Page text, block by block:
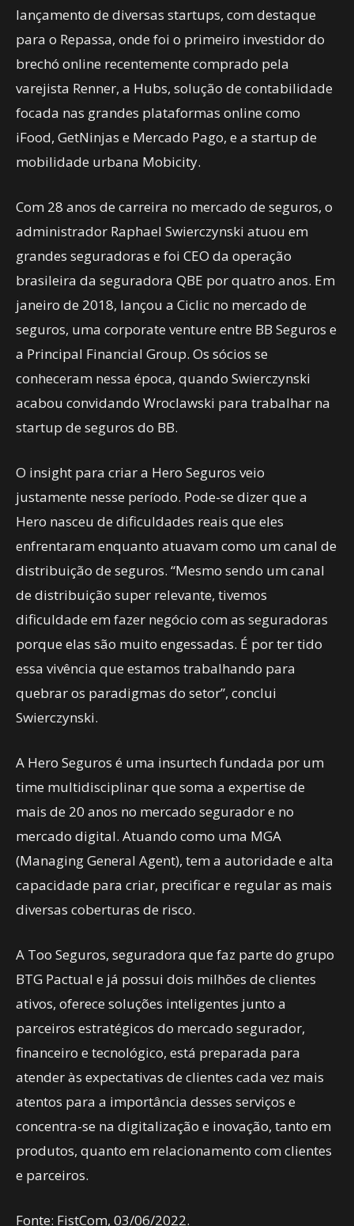
lançamento de diversas startups, com destaque
para o Repassa, onde foi o primeiro investidor do
brechó online recentemente comprado pela
varejista Renner, a Hubs, solução de contabilidade
focada nas grandes plataformas online como
iFood, GetNinjas e Mercado Pago, e a startup de
mobilidade urbana Mobicity.
Com 28 anos de carreira no mercado de seguros, o
administrador Raphael Swierczynski atuou em
grandes seguradoras e foi CEO da operação
brasileira da seguradora QBE por quatro anos. Em
janeiro de 2018, lançou a Ciclic no mercado de
seguros, uma corporate venture entre BB Seguros e
a Principal Financial Group. Os sócios se
conheceram nessa época, quando Swierczynski
acabou convidando Wroclawski para trabalhar na
startup de seguros do BB.
O insight para criar a Hero Seguros veio
justamente nesse período. Pode-se dizer que a
Hero nasceu de dificuldades reais que eles
enfrentaram enquanto atuavam como um canal de
distribuição de seguros. “Mesmo sendo um canal
de distribuição super relevante, tivemos
dificuldade em fazer negócio com as seguradoras
porque elas são muito engessadas. É por ter tido
essa vivência que estamos trabalhando para
quebrar os paradigmas do setor”, conclui
Swierczynski.
A Hero Seguros é uma insurtech fundada por um
time multidisciplinar que soma a expertise de
mais de 20 anos no mercado segurador e no
mercado digital. Atuando como uma MGA
(Managing General Agent), tem a autoridade e alta
capacidade para criar, precificar e regular as mais
diversas coberturas de risco.
A Too Seguros, seguradora que faz parte do grupo
BTG Pactual e já possui dois milhões de clientes
ativos, oferece soluções inteligentes junto a
parceiros estratégicos do mercado segurador,
financeiro e tecnológico, está preparada para
atender às expectativas de clientes cada vez mais
atentos para a importância desses serviços e
concentra-se na digitalização e inovação, tanto em
produtos, quanto em relacionamento com clientes
e parceiros.
Fonte: FistCom, 03/06/2022.